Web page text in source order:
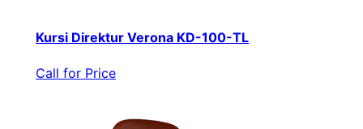
Kursi Direktur Verona KD-100-TL
Call for Price